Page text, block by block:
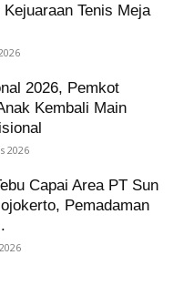
Tenis Meja
2026, Pemkot
Kembali Main
2026
Capai Area PT Sun
Pemadaman